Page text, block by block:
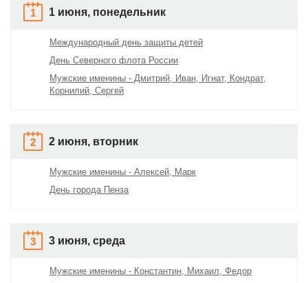
1 1 июня, понедельник
Международный день защиты детей
День Северного флота России
Мужские именины - Дмитрий, Иван, Игнат, Кондрат,
Корнилий, Сергей
2 2 июня, вторник
Мужские именины - Алексей, Марк
День города Пенза
3 3 июня, среда
Мужские именины - Константин, Михаил, Федор